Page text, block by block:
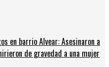
en barrio Alvear: Asesinaron a
de gravedad a una mujer